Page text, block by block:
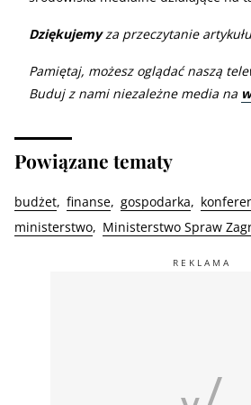
Dziękujemyza przeczytanie
Pamiętaj, możesz oglądać naszą
Buduj z nami niezależne media na
Powiązane tematy
budżet finanse gospodarka
ministerstwo
Ministerstwo Spraw